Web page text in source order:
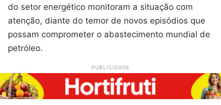
do setor energético monitoram a situação com
atenção, diante do temor de novos episódios que
possam comprometer o abastecimento mundial de
petróleo.
PUBLICIDADE